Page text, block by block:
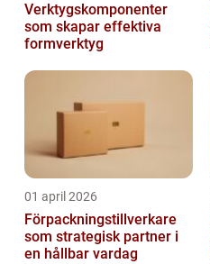
Verktygskomponenter
som skapar effektiva
formverktyg
01 april 2026
Förpackningstillverkare
som strategisk partner i
en hållbar vardag